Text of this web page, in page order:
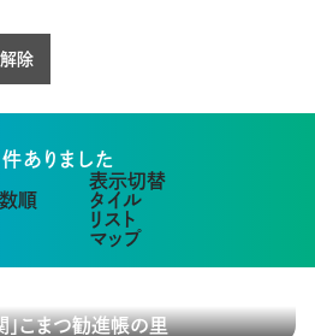
除
件ありました
順
表示切替
タイル
リスト
マップ
」こまつ勧進帳の里